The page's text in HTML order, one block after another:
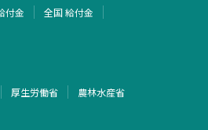
付金
全国 給付金
厚生労働省 農林水産省